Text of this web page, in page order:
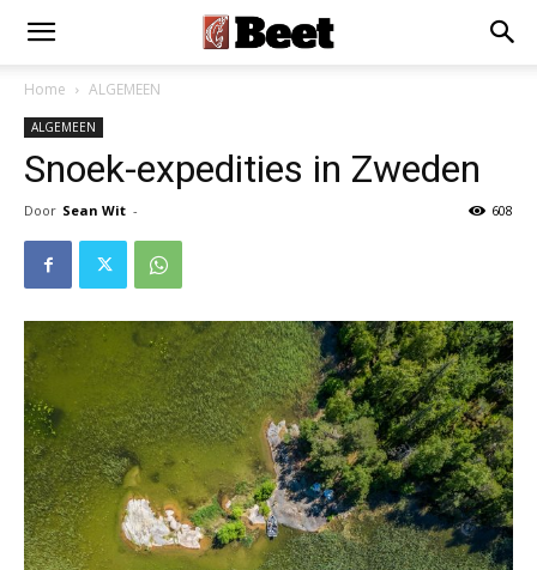
Home ALGEMEEN
ALGEMEEN
Snoek-expedities in Zweden
Door Sean Wit - 608
Installeren